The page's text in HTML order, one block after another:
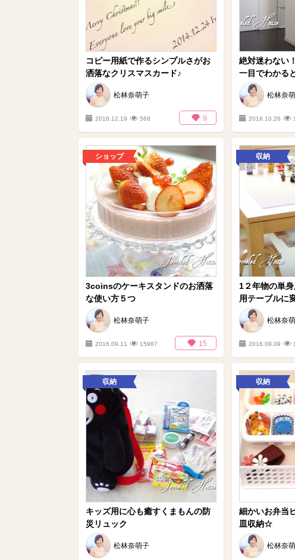
コピー用紙で作るシンプルさがお
洒落なクリスマスカード♪
松林奈萌子
2016.12.19 568 9
絶対迷わない
一目でわかる
松林奈
2016.10.26
ショップ
3coinsのケーキスタンドのお洒落
な使い方５つ
松林奈萌子
2016.09.11 15967 15
収納
1２年物の単
用テーブルに
松林奈
2016.09.09
収納
キッズ用に心も癒すくまもんの防
災リュック
松林奈萌子
収納
細かいお弁当
皿収納☆
松林奈